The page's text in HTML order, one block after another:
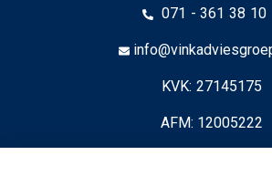
071 - 361 38 10
KVK: 27145175
AFM: 12005222